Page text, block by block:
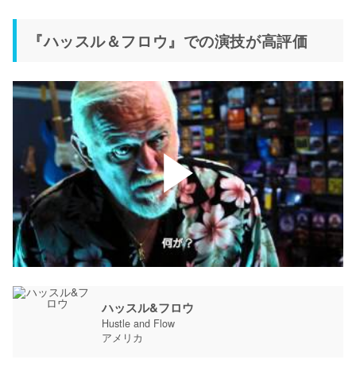
『ハッスル＆フロウ』での演技が高評価
ハッスル&フロウ
Hustle and Flow
アメリカ